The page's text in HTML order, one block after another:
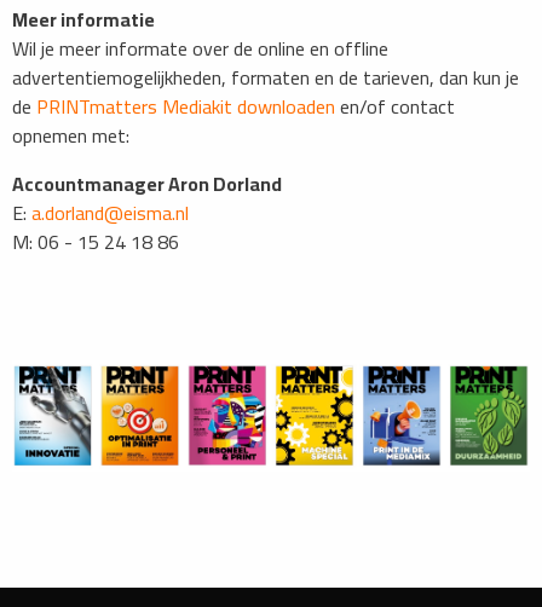
Meer informatie
Wil je meer informate over de online en offline
advertentiemogelijkheden, formaten en de tarieven, dan kun je
de PRINTmatters Mediakit downloadenen/of contact
opnemen met:
Accountmanager Aron Dorland
E:a.dorland@eisma.nl
M: 06 - 15 24 18 86